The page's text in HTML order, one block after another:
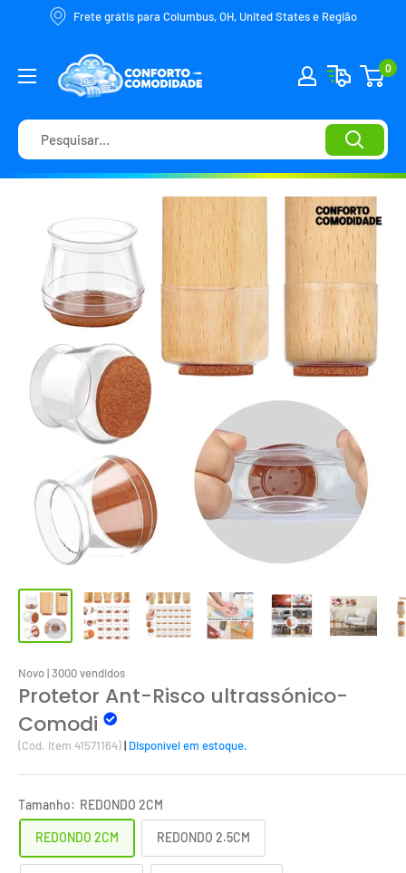
Frete grátis para Columbus, OH, United States e Região
0
Novo | 3000 vendidos
Protetor Ant-Risco ultrassónico-
Comodi
(Cód. Item 41571164)| Disponível em estoque.
Tamanho: REDONDO 2CM
REDONDO 2CM REDONDO 2.5CM